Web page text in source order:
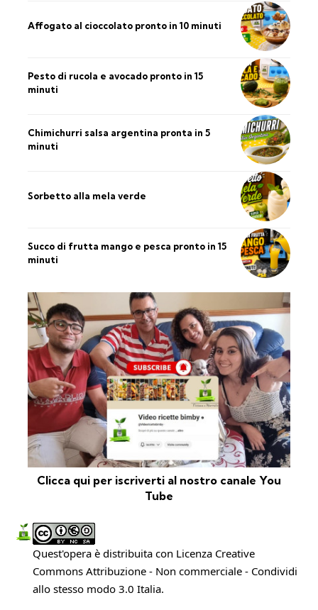
Affogato al cioccolato pronto in 10 minuti
Pesto di rucola e avocado pronto in 15
minuti
Chimichurri salsa argentina pronta in 5
minuti
Sorbetto alla mela verde
Succo di frutta mango e pesca pronto in 15
minuti
Clicca qui per iscriverti al nostro canale You
Tube
Quest'opera è distribuita con Licenza Creative
Commons Attribuzione - Non commerciale - Condividi
allo stesso modo 3.0 Italia.